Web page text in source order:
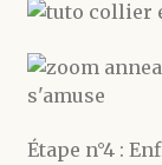
Étape n°4 :